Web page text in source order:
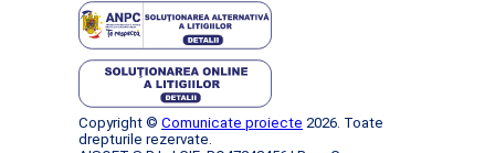
Copyright © Comunicate proiecte 2026. Toate
drepturile rezervate.